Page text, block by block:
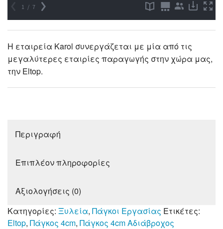
Η εταιρεία Karol συνεργάζεται με μία από τις
μεγαλύτερες εταιρίες παραγωγής στην χώρα μας,
την Eltop.
Περιγραφή
Επιπλέον πληροφορίες
Αξιολογήσεις (0)
Κατηγορίες: Ξυλεία, Πάγκοι Εργασίας Ετικέτες:
Eltop, Πάγκος 4cm, Πάγκος 4cm Αδιάβροχος